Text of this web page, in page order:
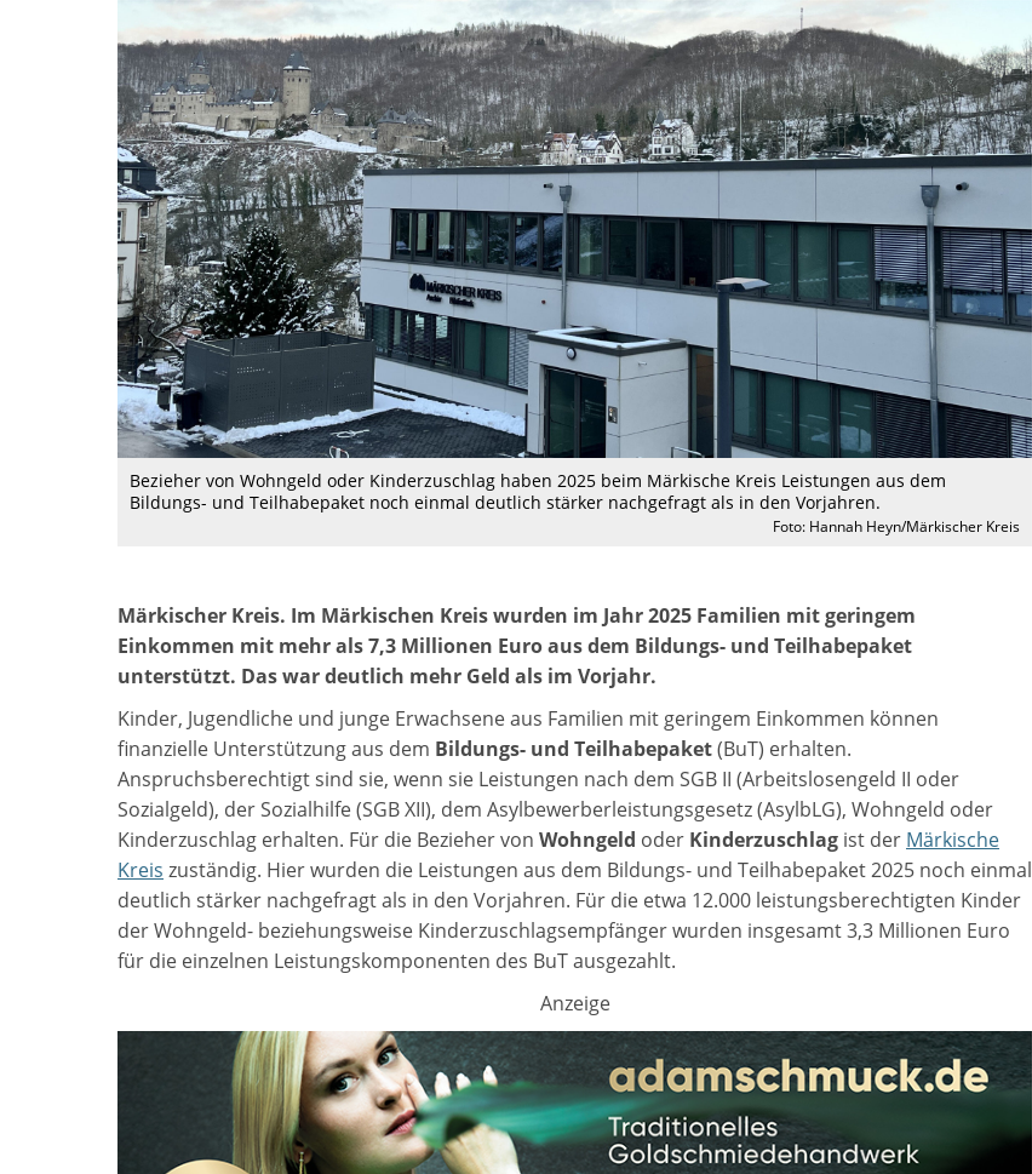
Bezieher von Wohngeld oder Kinderzuschlag haben 2025 beim Märkische Kreis Leistungen aus dem
Bildungs- und Teilhabepaket noch einmal deutlich stärker nachgefragt als in den Vorjahren.
Foto: Hannah Heyn/Märkischer Kreis
Märkischer Kreis. Im Märkischen Kreis wurden im Jahr 2025 Familien mit geringem
Einkommen mit mehr als 7,3 Millionen Euro aus dem Bildungs- und Teilhabepaket
unterstützt. Das war deutlich mehr Geld als im Vorjahr.
Kinder, Jugendliche und junge Erwachsene aus Familien mit geringem Einkommen können
finanzielle Unterstützung aus dem Bildungs- und Teilhabepaket(BuT) erhalten.
Anspruchsberechtigt sind sie, wenn sie Leistungen nach dem SGB II (Arbeitslosengeld II oder
Sozialgeld), der Sozialhilfe (SGB XII), dem Asylbewerberleistungsgesetz (AsylbLG), Wohngeld oder
Kinderzuschlag erhalten. Für die Bezieher von Wohngeld oder Kinderzuschlag ist der Märkische
Kreis zuständig. Hier wurden die Leistungen aus dem Bildungs- und Teilhabepaket 2025 noch einmal
deutlich stärker nachgefragt als in den Vorjahren. Für die etwa 12.000 leistungsberechtigten Kinder
der Wohngeld- beziehungsweise Kinderzuschlagsempfänger wurden insgesamt 3,3 Millionen Euro
für die einzelnen Leistungskomponenten des BuT ausgezahlt.
Anzeige